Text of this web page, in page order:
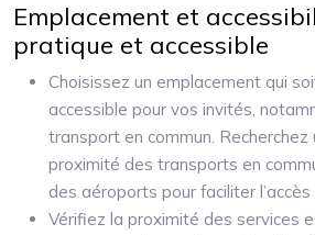
Emplacement et
pratique et accessible
Choisissez un emplacement qui
accessible pour vos invités,
transport en commun.
proximité des transports en
des aéroports pour faciliter
Vérifiez la proximité des services